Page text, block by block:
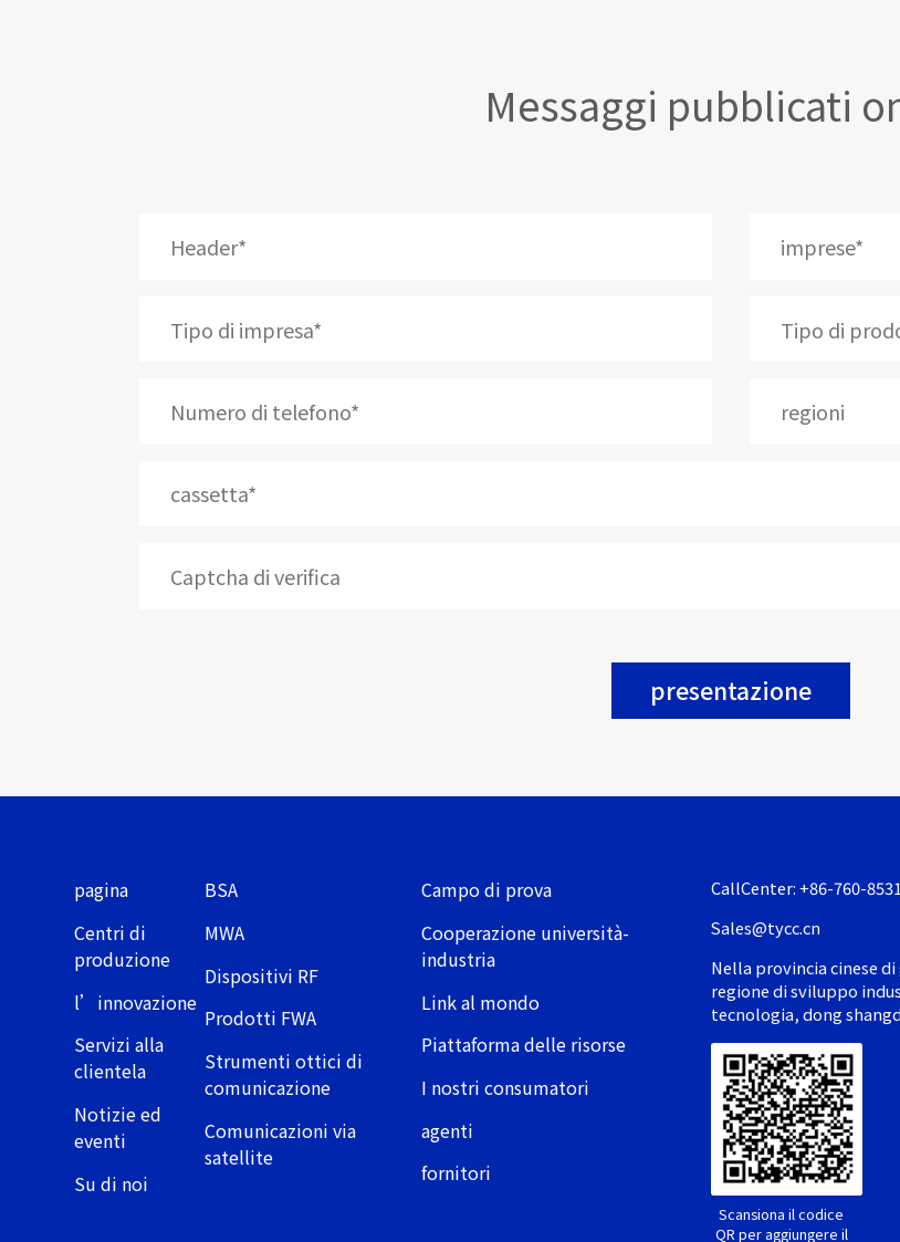
Messaggi pubblicati
presentazione
pagina
Centri di
produzione
l’innovazione
Servizi alla
clientela
Notizie ed
eventi
Su di noi
BSA
MWA
Dispositivi RF
Prodotti FWA
Strumenti ottici di
comunicazione
Comunicazioni via
satellite
Campo di prova
Cooperazione università-
industria
Link al mondo
Piattaforma delle risorse
I nostri consumatori
agenti
fornitori
CallCenter: +86-760-
Sales@tycc.cn
Nella provincia cinese
regione di sviluppo
tecnologia, dong
Scansiona il codice
QR per aggiungere il